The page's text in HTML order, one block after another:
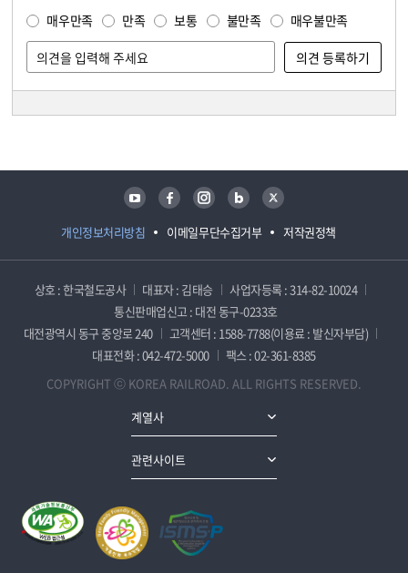
매우만족 만족 보통 불만족 매우불만족
개인정보처리방침 이메일무단수집거부 저작권정책
유튜브 페이스북 인스타그램 블로그 트위터
상호 : 한국철도공사 대표자 : 김태승
사업자등록 : 314-82-10024
통신판매업신고 : 대전 동구-0233호
대전광역시 동구 중앙로 240
고객센터 : 1588-7788(이용료 : 발신자부담)
대표전화 : 042-472-5000
팩스 : 02-361-8385
COPYRIGHT ⓒ KOREA RAILROAD. ALL RIGHTS RESERVED.
계열사
관련사이트